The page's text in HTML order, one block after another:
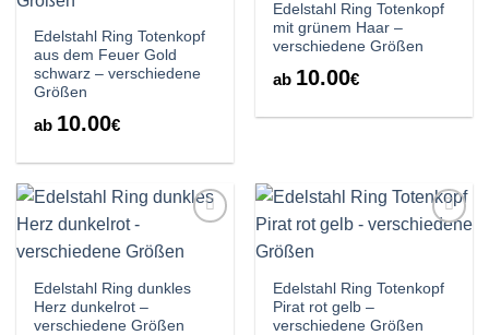
Edelstahl Ring Totenkopf
aus dem Feuer Gold
schwarz – verschiedene
Größen
ab 10.00€
Edelstahl Ring Totenkopf
mit grünem Haar –
verschiedene Größen
ab 10.00€
Wunschliste
Edelstahl Ring dunkles
Herz dunkelrot –
verschiedene Größen
Edelstahl Ring Totenkopf
Pirat rot gelb –
verschiedene Größen